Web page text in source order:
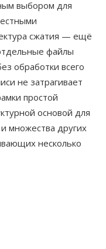
выбором для
сжатия — ещё
файлы
обработки всего
не затрагивает
простой
основой для
и множества других
несколько